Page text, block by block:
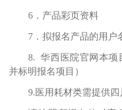
6．产品彩页资料
7．拟报名产品的用户
8. 华西医院官网本项
并标明报名项目）
9.医用耗材类需提供